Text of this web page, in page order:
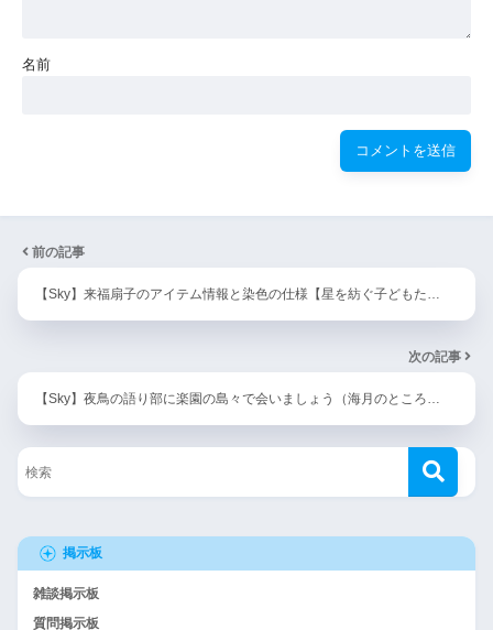
名前
前の記事
【Sky】来福扇子のアイテム情報と染色の仕様【星を紡ぐ子どもた…
次の記事
【Sky】夜鳥の語り部に楽園の島々で会いましょう（海月のところ…
掲示板
雑談掲示板
質問掲示板